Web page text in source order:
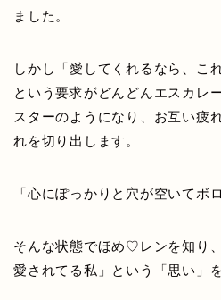
ました。
しかし「愛してくれるなら、こ
という要求がどんどんエスカレ
スターのようになり、お互い疲
れを切り出します。
「心にぽっかりと穴が空いてボ
そんな状態でほめ♡レンを知り
愛されてる私」という「思い」